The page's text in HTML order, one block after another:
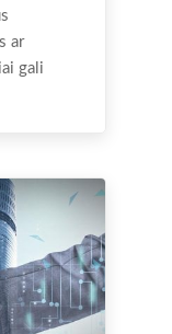
ar
gali